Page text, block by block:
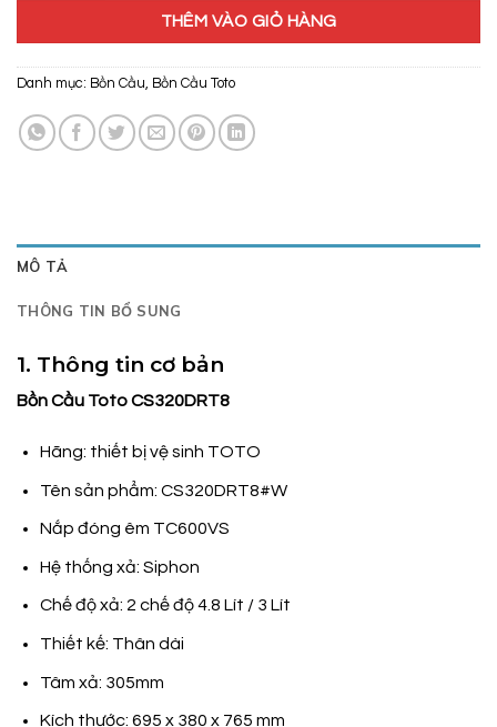
THÊM VÀO GIỎ HÀNG
Danh mục: Bồn Cầu, Bồn Cầu Toto
MÔ TẢ
THÔNG TIN BỔ SUNG
1. Thông tin cơ bản
Bồn Cầu Toto CS320DRT8
Hãng: thiết bị vệ sinh TOTO
Tên sản phẩm: CS320DRT8#W
Nắp đóng êm TC600VS
Hệ thống xả: Siphon
Chế độ xả: 2 chế độ 4.8 Lít / 3 Lít
Thiết kế: Thân dài
Tâm xả: 305mm
Kích thước: 695 x 380 x 765 mm